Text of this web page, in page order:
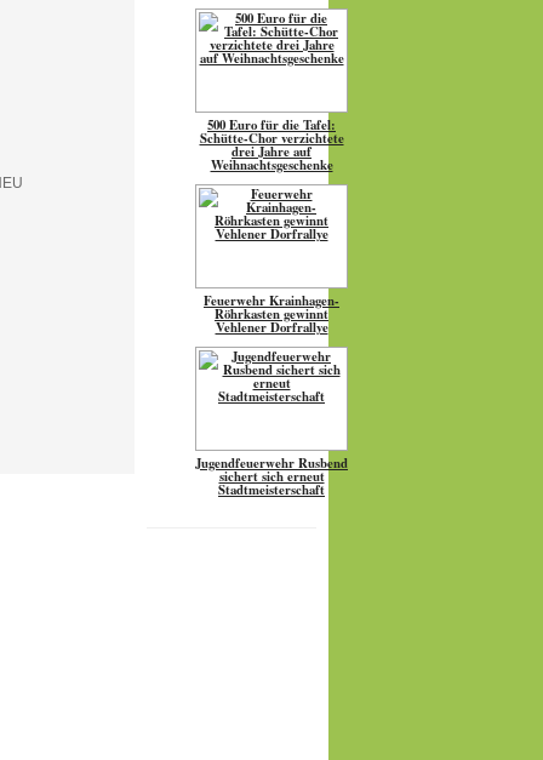
500 Euro für die Tafel:
Schütte-Chor verzichtete
drei Jahre auf
Weihnachtsgeschenke
Feuerwehr Krainhagen-
Röhrkasten gewinnt
Vehlener Dorfrallye
Jugendfeuerwehr Rusbend
sichert sich erneut
Stadtmeisterschaft